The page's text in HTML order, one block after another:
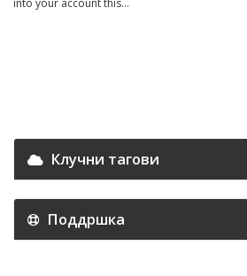
into your account this...
Клучни тагови
Поддршка